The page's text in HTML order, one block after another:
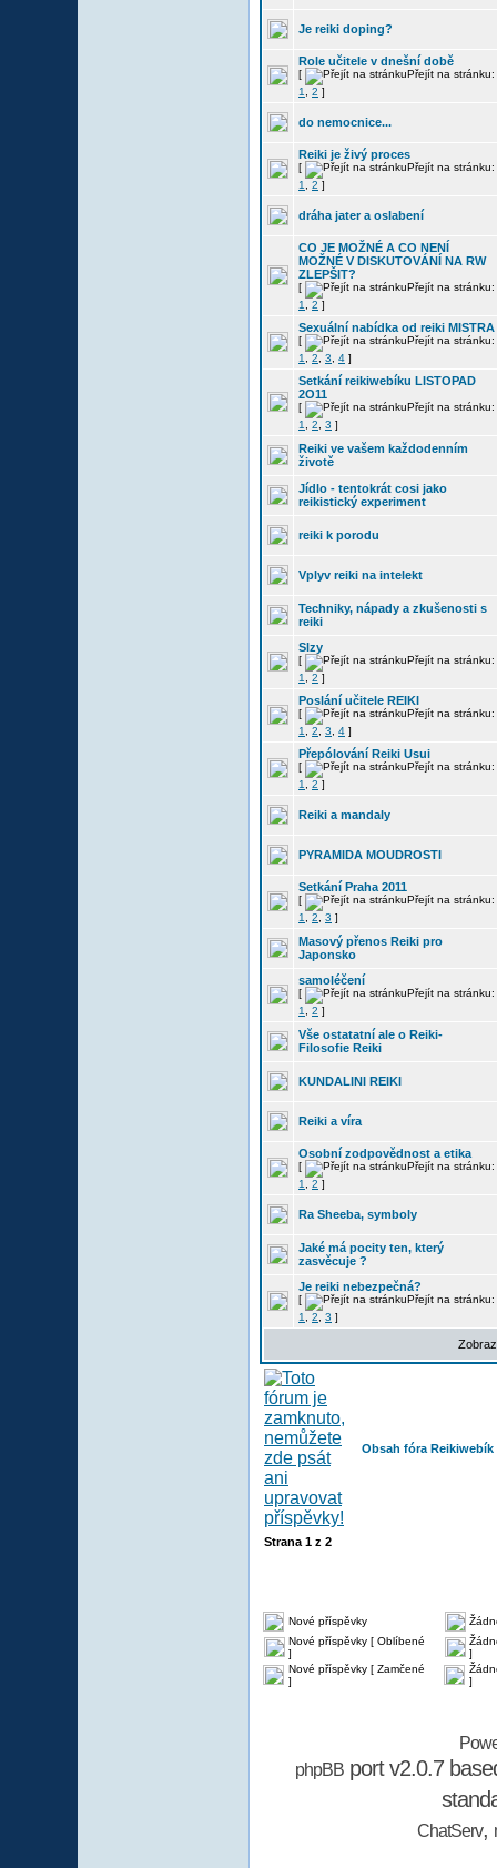
Je reiki doping?
Role učitele v dnešní době
[
Přejít na stránku:
1
2 ]
do nemocnice...
Reiki je živý proces
[
Přejít na stránku:
1
2 ]
dráha jater a oslabení
CO JE MOŽNÉ A CO NENÍ
MOŽNÉ V DISKUTOVÁNÍ NA RW
ZLEPŠIT?
[
Přejít na stránku:
1
2 ]
Sexuální nabídka od reiki MISTRA
[
Přejít na stránku:
1
2 3 4 ]
Setkání reikiwebíku LISTOPAD
2O11
[
Přejít na stránku:
1
2 3 ]
Reiki ve vašem každodenním
životě
Jídlo - tentokrát cosi jako
reikistický experiment
reiki k porodu
Vplyv reiki na intelekt
Techniky, nápady a zkušenosti s
reiki
Slzy
[
Přejít na stránku:
1
2 ]
Poslání učitele REIKI
[
Přejít na stránku:
1
2 3 4 ]
Přepólování Reiki Usui
[
Přejít na stránku:
1
2 ]
Reiki a mandaly
PYRAMIDA MOUDROSTI
Setkání Praha 2011
[
Přejít na stránku:
1
2 3 ]
Masový přenos Reiki pro
Japonsko
samoléčení
[
Přejít na stránku:
1
2 ]
Vše ostatatní ale o Reiki-
Filosofie Reiki
KUNDALINI REIKI
Reiki a víra
Osobní zodpovědnost a etika
[
Přejít na stránku:
1
2 ]
Ra Sheeba, symboly
Jaké má pocity ten, který
zasvěcuje ?
Je reiki nebezpečná?
[
Přejít na stránku:
1
2 3 ]
Obsah fóra Reikiwebík
Strana 1 z 2
Nové příspěvky
Nové příspěvky [ Oblíbené
]
]
Nové příspěvky [ Zamčené
]
]
phpBBport v2.0.7
ChatServ,